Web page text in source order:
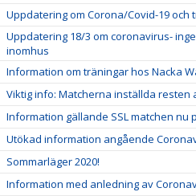
Uppdatering om Corona/Covid-19 och
Uppdatering 18/3 om coronavirus-
inomhus
Information om träningar hos Nacka
Viktig info: Matcherna inställda resten
Information gällande SSL matchen nu
Utökad information angående
Sommarläger 2020!
Information med anledning av